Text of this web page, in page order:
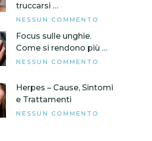
truccarsi …
NESSUN COMMENTO
Focus sulle unghie.
Come si rendono più …
NESSUN COMMENTO
Herpes – Cause, Sintomi
e Trattamenti
NESSUN COMMENTO